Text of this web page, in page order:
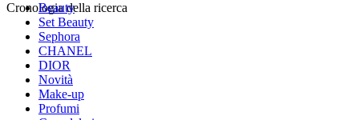
Cronologia della ricerca
Beauty
Set Beauty
Sephora
CHANEL
DIOR
Novità
Make-up
Profumi